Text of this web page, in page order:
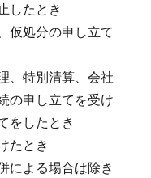
したとき
仮処分の申し立て
、特別清算、会社
の申し立てを受け
をしたとき
たとき
による場合は除き